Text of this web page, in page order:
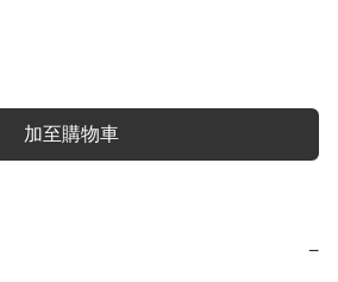
加至購物車
−